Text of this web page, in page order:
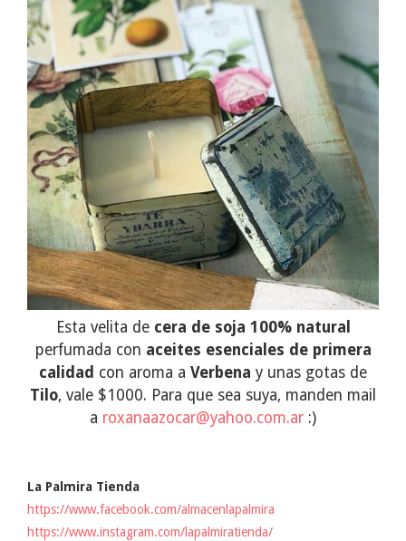
Esta velita de cera de soja 100% natural
perfumada con aceites esenciales de primera
calidad con aroma a Verbena y unas gotas de
Tilo, vale $1000. Para que sea suya, manden mail
a roxanaazocar@yahoo.com.ar :)
La Palmira Tienda
https://www.facebook.com/almacenlapalmira
https://www.instagram.com/lapalmiratienda/